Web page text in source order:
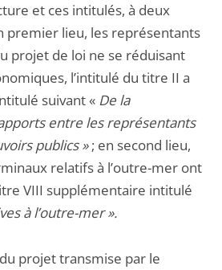
et ces intitulés, à deux
premier lieu, les représentants
projet de loi ne se réduisant
l’intitulé du titre II a
suivant « De la
entre les représentants
publics »; en second lieu,
relatifs à l’outre-mer ont
VIII supplémentaire intitulé
à l’outre-mer ».
projet transmise par le